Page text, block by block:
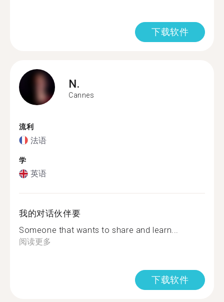
下载软件
N.
Cannes
流利
法语
学
英语
我的对话伙伴要
Someone that wants to share and learn...
阅读更多
下载软件